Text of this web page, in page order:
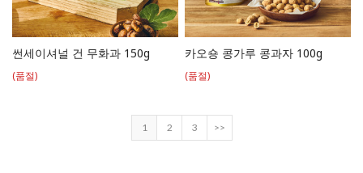
썬세이셔널 건 무화과 150g
(품절)
카오숑 콩가루 콩과자 100g
(품절)
1 2 3 >>